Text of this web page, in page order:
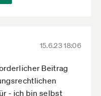
15.6.23 18:06
Beitrag
- ich bin selbst